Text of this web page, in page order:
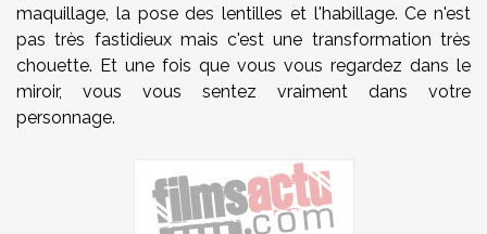
maquillage, la pose des lentilles et l'habillage. Ce n'est
pas très fastidieux mais c'est une transformation très
chouette. Et une fois que vous vous regardez dans le
miroir, vous vous sentez vraiment dans votre
personnage.